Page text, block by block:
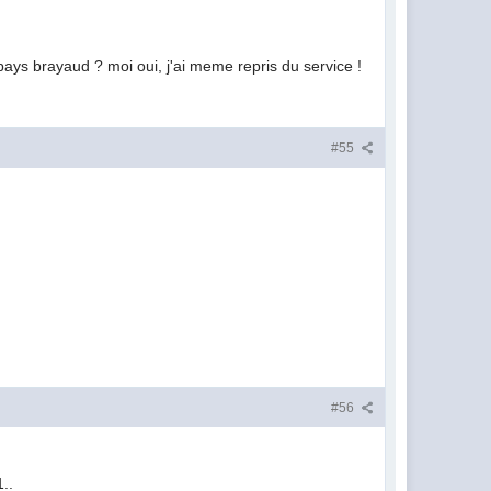
brayaud ? moi oui, j'ai meme repris du service !
#55
#56